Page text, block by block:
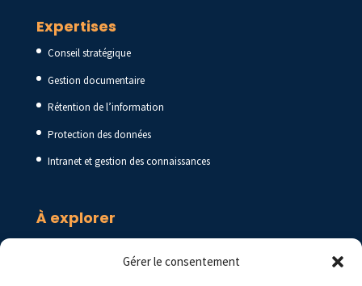
Gérer le consentement
Expertises
Conseil stratégique
Gestion documentaire
Rétention de l’information
Protection des données
Intranet et gestion des connaissances
À explorer